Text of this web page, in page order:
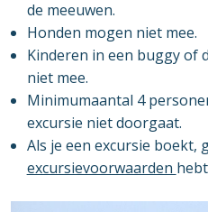
de meeuwen.
Honden mogen niet mee.
Kinderen in een buggy of
niet mee.
Minimumaantal 4
excursie niet doorgaat.
Als je een excursie boekt,
excursievoorwaarden